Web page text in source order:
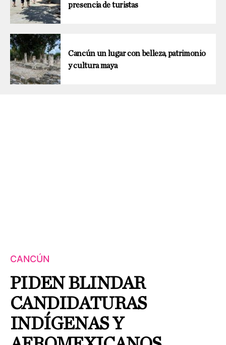
presencia de turistas
Cancún un lugar con belleza, patrimonio
y cultura maya
CANCÚN
PIDEN BLINDAR
CANDIDATURAS
INDÍGENAS Y